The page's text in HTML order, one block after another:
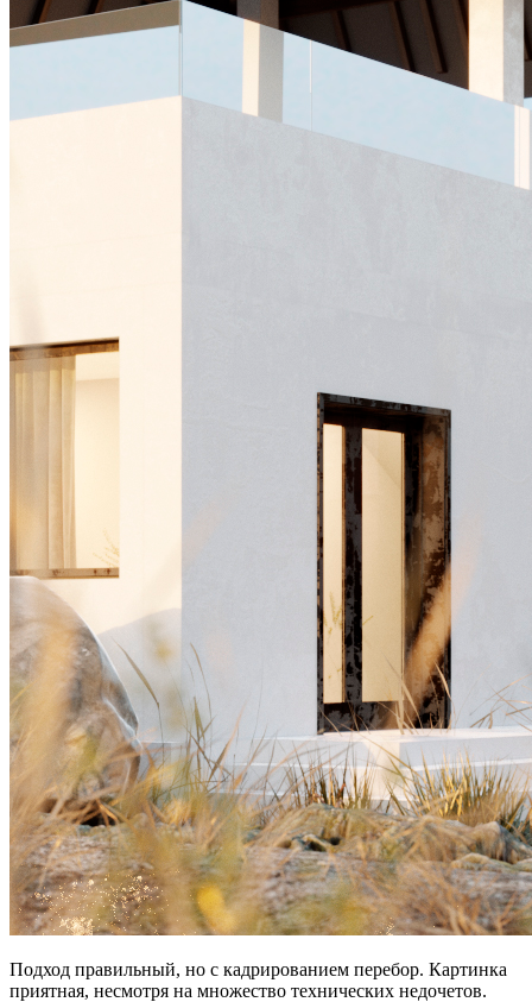
Подход правильный, но с кадрированием перебор. Картинка
приятная, несмотря на множество технических недочетов.